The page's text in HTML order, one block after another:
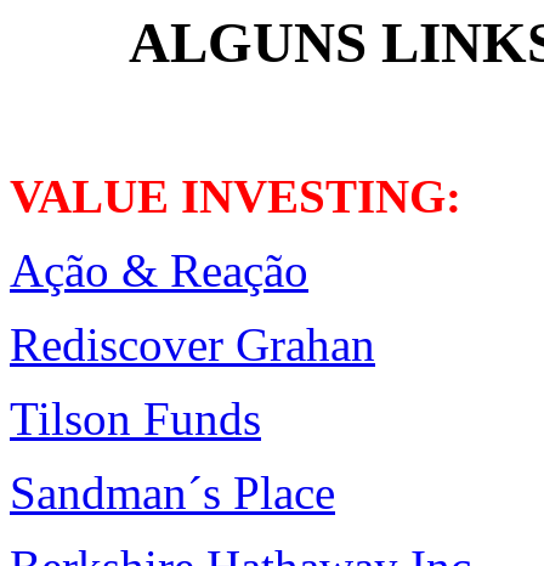
ALGUNS
VALUE INVESTING:
Ação & Reação
Rediscover Grahan
Tilson Funds
Sandman´s Place